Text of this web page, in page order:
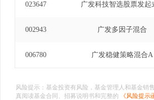
023647 广发科技智选股票发起
002943 广发多因子混合
006780 广发稳健策略混合A
风险提示：基金投资有风险，基金管理人和基金
真阅读基金合同、招募说明书和完整的
《风险提示